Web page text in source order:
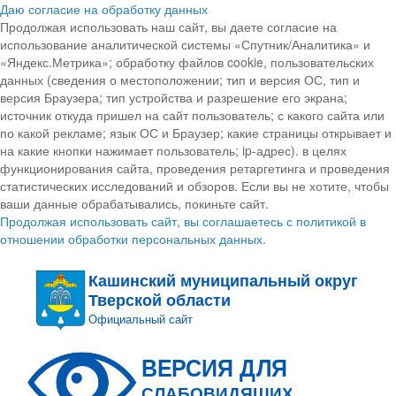
Даю согласие на обработку данных
Продолжая использовать наш сайт, вы даете согласие на
использование аналитической системы «Спутник/Аналитика» и
«Яндекс.Метрика»; обработку файлов cookie, пользовательских
данных (сведения о местоположении; тип и версия ОС, тип и
версия Браузера; тип устройства и разрешение его экрана;
источник откуда пришел на сайт пользователь; с какого сайта или
по какой рекламе; язык ОС и Браузер; какие страницы открывает и
на какие кнопки нажимает пользователь; ip-адрес). в целях
функционирования сайта, проведения ретаргетинга и проведения
статистических исследований и обзоров. Если вы не хотите, чтобы
ваши данные обрабатывались, покиньте сайт.
Продолжая использовать сайт, вы соглашаетесь с политикой в
отношении обработки персональных данных.